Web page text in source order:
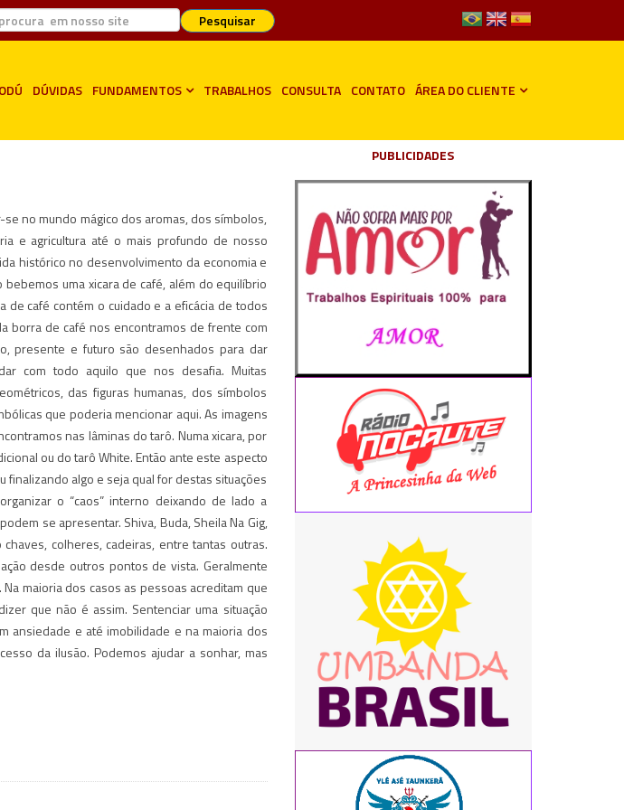
Pesquisar
DÚVIDAS FUNDAMENTOS TRABALHOS CONSULTA CONTATO ÁREA DO CLIENTE
no mundo mágico dos aromas, dos símbolos,
e agricultura até o mais profundo de nosso
histórico no desenvolvimento da economia e
uma xicara de café, além do equilíbrio
de café contém o cuidado e a eficácia de todos
borra de café nos encontramos de frente com
presente e futuro são desenhados para dar
com todo aquilo que nos desafia. Muitas
das figuras humanas, dos símbolos
que poderia mencionar aqui. As imagens
nas lâminas do tarô. Numa xicara, por
ou do tarô White. Então ante este aspecto
algo e seja qual for destas situações
o “caos” interno deixando de lado a
se apresentar. Shiva, Buda, Sheila Na Gig,
colheres, cadeiras, entre tantas outras.
desde outros pontos de vista. Geralmente
maioria dos casos as pessoas acreditam que
que não é assim. Sentenciar uma situação
ansiedade e até imobilidade e na maioria dos
da ilusão. Podemos ajudar a sonhar, mas
PUBLICIDADES